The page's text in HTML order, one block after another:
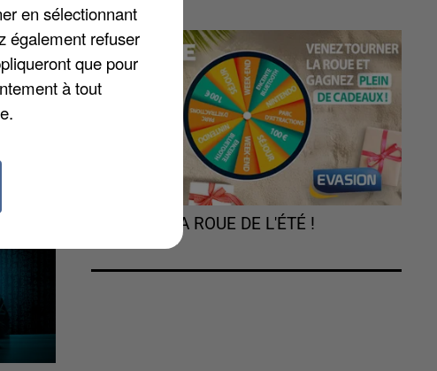
16
TOURNEZ LA ROUE DE L'ÉTÉ !
en sélectionnant
également refuser
que pour
à tout